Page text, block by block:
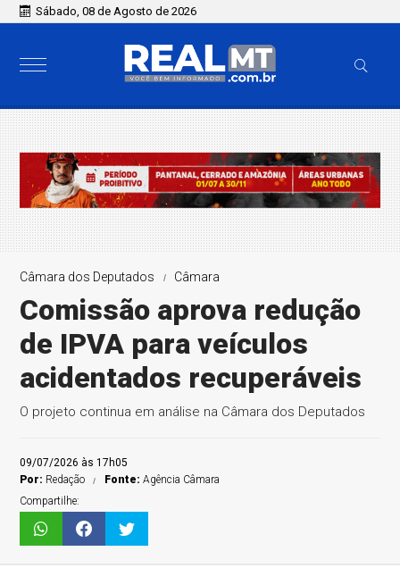
Sábado, 08 de Agosto de 2026
Câmara dos Deputados Câmara
Comissão aprova redução
de IPVA para veículos
acidentados recuperáveis
O projeto continua em análise na Câmara dos Deputados
09/07/2026 às 17h05
Por: Redação Fonte:Agência Câmara
Compartilhe: